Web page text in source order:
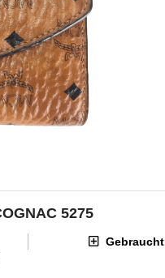
5275
Gebraucht